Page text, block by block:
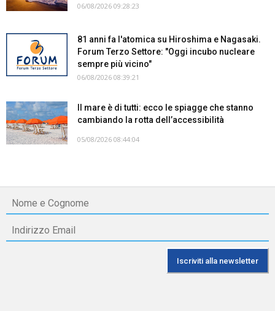
06/08/2026 09:28:23
81 anni fa l'atomica su Hiroshima e Nagasaki.
Forum Terzo Settore: "Oggi incubo nucleare
sempre più vicino"
06/08/2026 08:39:21
Il mare è di tutti: ecco le spiagge che stanno
cambiando la rotta dell’accessibilità
05/08/2026 08:44:04